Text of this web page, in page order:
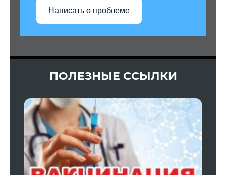
Написать о проблеме
ПОЛЕЗНЫЕ ССЫЛКИ